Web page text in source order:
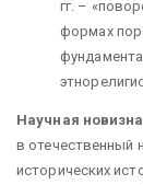
гг. –
формах
Научная новизна
в отечественный
исторических